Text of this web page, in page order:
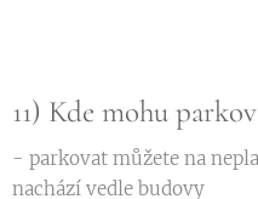
11) Kde mohu
- parkovat můžete na
nachází vedle budovy